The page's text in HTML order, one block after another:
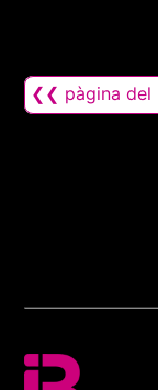
❮❮ pàgina del